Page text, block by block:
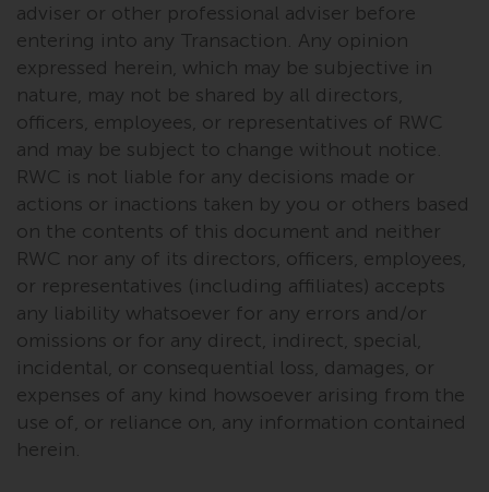
Der Inhalt dieser Website sollte
gemäß den Gesetzen von England
und Wales ausgelegt und geregelt
werden, und die Gerichte dieser
Gerichtsbarkeit haben die
ausschließliche Zuständigkeit für
alle auftretenden Streitigkeiten,
es sei denn, diese Inhalte
unterliegen ausdrücklich den
Gesetzen von eine andere
Gerichtsbarkeit. Wenn ein
zuständiges Gericht aus
irgendeinem Grund eine
Bestimmung dieses Abschnitts
„Wichtige Informationen“ für
nicht durchsetzbar befunden hat,
wird diese Bestimmung im
adviser or other professional adviser before
entering into any Transaction. Any opinion
expressed herein, which may be subjective in
nature, may not be shared by all directors,
officers, employees, or representatives of RWC
and may be subject to change without notice.
RWC is not liable for any decisions made or
actions or inactions taken by you or others based
on the contents of this document and neither
RWC nor any of its directors, officers, employees,
or representatives (including affiliates) accepts
any liability whatsoever for any errors and/or
omissions or for any direct, indirect, special,
incidental, or consequential loss, damages, or
expenses of any kind howsoever arising from the
use of, or reliance on, any information contained
herein.